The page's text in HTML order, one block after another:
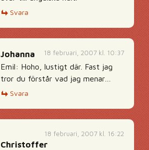
Svara
18 februari, 2007 kl. 10:37
Johanna
Emil: Hoho, lustigt där. Fast jag
tror du förstår vad jag menar…
Svara
18 februari, 2007 kl. 16:22
Christoffer